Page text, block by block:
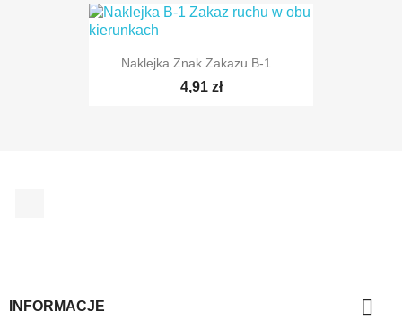
TYLKO ONLINE
Naklejka Znak Zakazu B-1...
4,91 zł
INFORMACJE 